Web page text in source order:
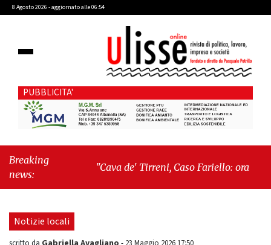
8 Agosto 2026 - aggiornato alle 06:54
PUBBLICITA'
Breaking
news:
"Cava de' Tirreni, Caso Fariello: ora torniamo
Notizie locali